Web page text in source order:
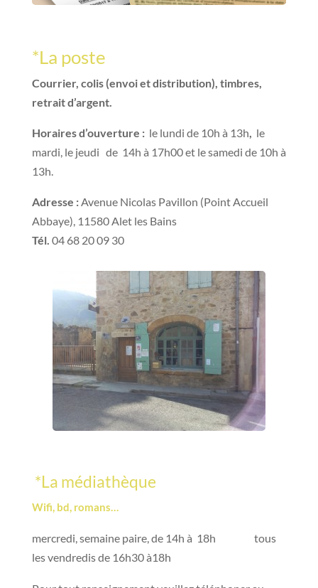
*La poste
Courrier, colis (envoi et distribution), timbres,
retrait d’argent.
Horaires d’ouverture : le lundi de 10h à 13h
le
mardi, le jeudi de 14h à 17h00 et le samedi de 10h à
13h.
Adresse :Avenue Nicolas Pavillon (Point Accueil
Abbaye), 11580 Alet les Bains
Tél. 04 68 20 09 30
*La médiathèque
Wifi, bd, romans…
mercredi, semaine paire, de 14h à 18h tous
les vendredis de 16h30 à18h